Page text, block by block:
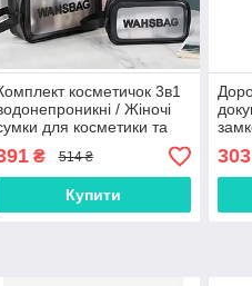
косметичок 3в1
/ Жіночі
для косметики та
₴ 514 ₴
Купити
303